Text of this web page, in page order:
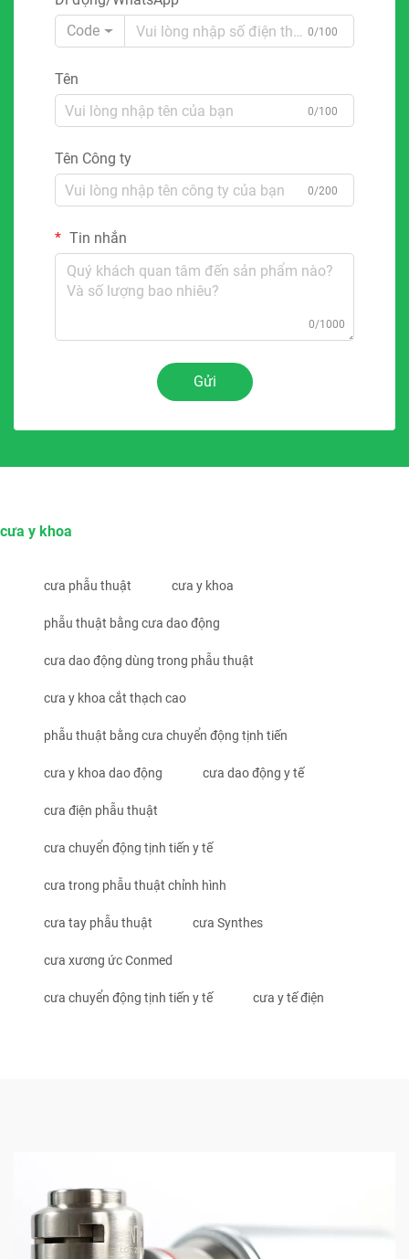
Code
0/100
Tên
0/100
Tên Công ty
0/200
Tin nhắn
0/1000
Gửi
cưa y khoa
cưa phẫu thuật cưa y khoa
phẫu thuật bằng cưa dao động
cưa dao động dùng trong phẫu thuật
cưa y khoa cắt thạch cao
phẫu thuật bằng cưa chuyển động tịnh tiến
cưa y khoa dao động cưa dao động y tế
cưa điện phẫu thuật
cưa chuyển động tịnh tiến y tế
cưa trong phẫu thuật chỉnh hình
cưa tay phẫu thuật cưa Synthes
cưa xương ức Conmed
cưa chuyển động tịnh tiến y tế cưa y tế điện